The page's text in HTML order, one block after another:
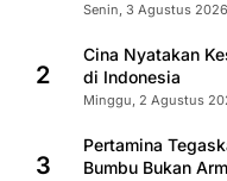
Senin, 3 Agustus
2
Cina Nyatakan
di Indonesia
Minggu, 2 Agustus
3
Pertamina
Bumbu Bukan